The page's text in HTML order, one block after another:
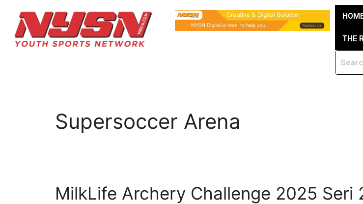
THE
Supersoccer Arena
MilkLife Archery Challenge 2025 Seri